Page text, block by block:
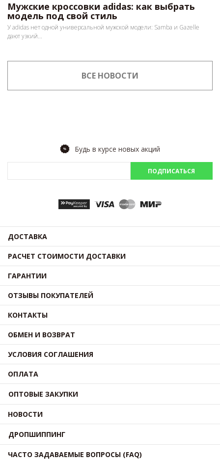
Мужские кроссовки adidas: как выбрать
модель под свой стиль
У adidas нет одной универсальной мужской модели: Samba и Gazelle
дают узкий...
ВСЕ НОВОСТИ
Будь в курсе новых акций
ПОДПИСАТЬСЯ
ДОСТАВКА
РАСЧЕТ СТОИМОСТИ ДОСТАВКИ
ГАРАНТИИ
ОТЗЫВЫ ПОКУПАТЕЛЕЙ
КОНТАКТЫ
ОБМЕН И ВОЗВРАТ
УСЛОВИЯ СОГЛАШЕНИЯ
ОПЛАТА
ОПТОВЫЕ ЗАКУПКИ
НОВОСТИ
ДРОПШИППИНГ
ЧАСТО ЗАДАВАЕМЫЕ ВОПРОСЫ (FAQ)